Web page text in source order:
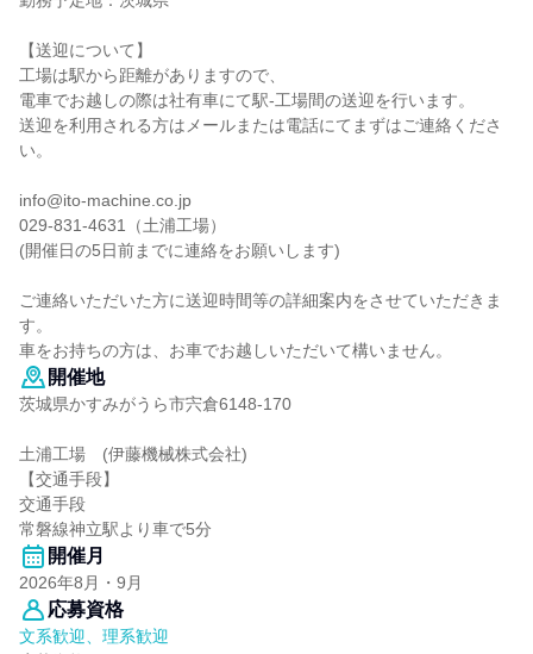
【送迎について】
工場は駅から距離がありますので、
電車でお越しの際は社有車にて駅-工場間の送迎を行います。
送迎を利用される方はメールまたは電話にてまずはご連絡くださ
い。
info@ito-machine.co.jp
029-831-4631（土浦工場）
(開催日の5日前までに連絡をお願いします)
ご連絡いただいた方に送迎時間等の詳細案内をさせていただきま
す。
車をお持ちの方は、お車でお越しいただいて構いません。
開催地
茨城県かすみがうら市宍倉6148-170
土浦工場 (伊藤機械株式会社)
【交通手段】
交通手段
常磐線神立駅より車で5分
開催月
2026年8月・9月
応募資格
文系歓迎、理系歓迎